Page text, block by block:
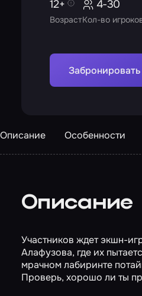
Возраст
12+
Кол-во
4-30
Забронировать
Описание Особенности
Описание
Участников ждет экшн-
Алафузова, где их
мрачном лабиринте
Проверь, хорошо ли ты